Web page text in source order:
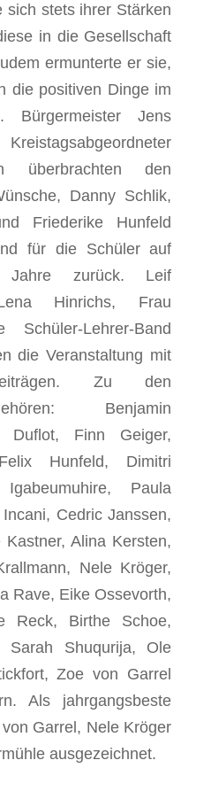
sich stets ihrer Stärken
in die Gesellschaft
ermunterte er sie,
die positiven Dinge im
Bürgermeister Jens
überbrachten den
Danny Schlik,
Friederike Hunfeld
für die Schüler auf
Jahre zurück. Leif
Hinrichs, Frau
Lehrer-Band
die Veranstaltung mit
Zu den
Benjamin
Duflot, Finn Geiger,
Hunfeld, Dimitri
Paula
Cedric Janssen,
Alina Kersten,
Nele Kröger,
Rave, Eike Ossevorth,
Reck, Birthe Schoe,
Sarah Shuqurija, Ole
Zoe von Garrel
Als jahrgangsbeste
Garrel, Nele Kröger
ausgezeichnet.